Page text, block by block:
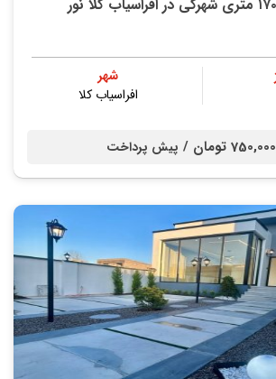
شهر
افراسیاب کلا
تومان / پیش پرداخت